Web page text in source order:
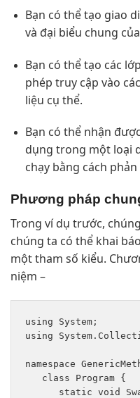
Bạn có thể tạo giao
và đại biểu chung
Bạn có thể tạo các
phép truy cập vào
liệu cụ thể.
Bạn có thể nhận
dụng trong một loại
chạy bằng cách phản
Phương pháp
Trong ví dụ trước,
chúng ta có thể khai
một tham số kiểu.
niệm –
using System;
using
namespace
   class Program {
static void